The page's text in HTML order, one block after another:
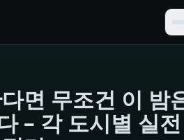
면 무조건 이 밤
– 각 도시별 실전